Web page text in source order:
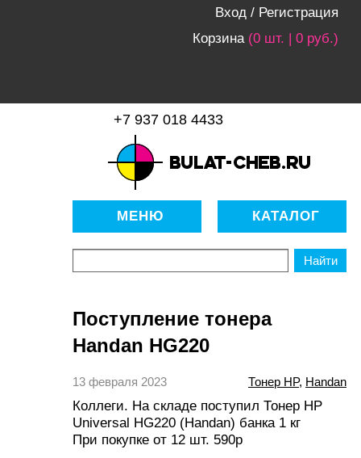
Вход / Регистрация
Корзина (0 шт. | 0 руб.)
материалы для копировально-
множительной техники
+7 937 018 4433
МЕНЮ КАТАЛОГ
Поступление тонера
Handan HG220
13 февраля 2023 Тонер HP, Handan
Коллеги. На складе поступил Тонер HP
Universal HG220 (Handan) банка 1 кг
При покупке от 12 шт. 590р